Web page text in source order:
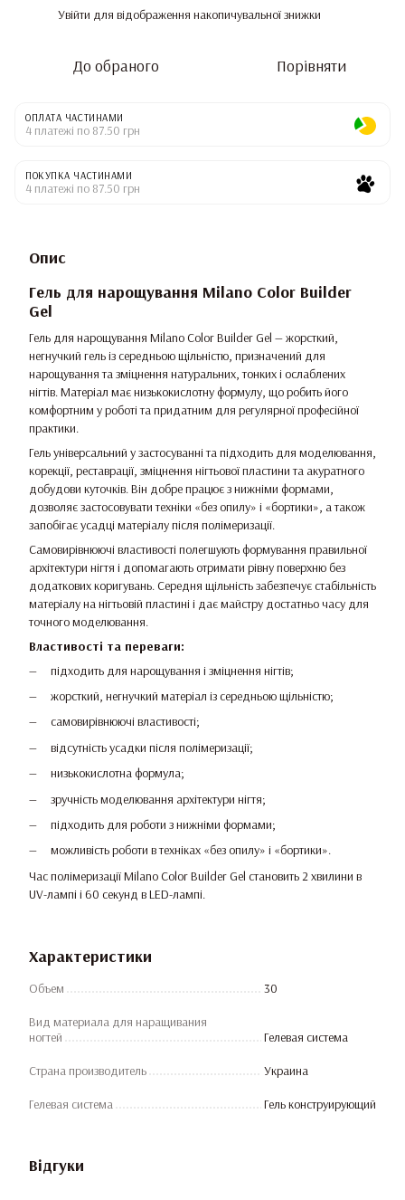
Увійти для відображення накопичувальної знижки
До обраного Порівняти
ОПЛАТА ЧАСТИНАМИ
4 платежі по 87.50 грн
ПОКУПКА ЧАСТИНАМИ
4 платежі по 87.50 грн
Опис
Гель для нарощування Milano Color Builder
Gel
Гель для нарощування Milano Color Builder Gel — жорсткий,
негнучкий гель із середньою щільністю, призначений для
нарощування та зміцнення натуральних, тонких і ослаблених
нігтів. Матеріал має низькокислотну формулу, що робить його
комфортним у роботі та придатним для регулярної професійної
практики.
Гель універсальний у застосуванні та підходить для моделювання,
корекції, реставрації, зміцнення нігтьової пластини та акуратного
добудови куточків. Він добре працює з нижніми формами,
дозволяє застосовувати техніки «без опилу» і «бортики», а також
запобігає усадці матеріалу після полімеризації.
Самовирівнюючі властивості полегшують формування правильної
архітектури нігтя і допомагають отримати рівну поверхню без
додаткових коригувань. Середня щільність забезпечує стабільність
матеріалу на нігтьовій пластині і дає майстру достатньо часу для
точного моделювання.
Властивості та переваги:
підходить для нарощування і зміцнення нігтів;
жорсткий, негнучкий матеріал із середньою щільністю;
самовирівнюючі властивості;
відсутність усадки після полімеризації;
низькокислотна формула;
зручність моделювання архітектури нігтя;
підходить для роботи з нижніми формами;
можливість роботи в техніках «без опилу» і «бортики».
Час полімеризації Milano Color Builder Gel становить 2 хвилини в
UV-лампі і 60 секунд в LED-лампі.
Характеристики
Объем 30
Вид материала для наращивания
ногтей
Гелевая система
Страна производитель Украина
Гелевая система Гель конструирующий
Відгуки